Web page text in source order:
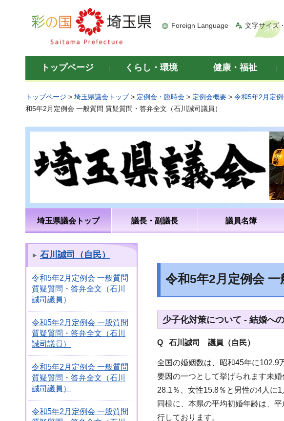
彩の国 埼玉県
Foreign Language 文字サイズ
トップページ くらし・環境 健康・福祉
トップページ > 埼玉県議会トップ> 定例会・臨時会 > 定例会概要 > 令和5年2月定
和5年2月定例会 一般質問 質疑質問・答弁全文（石川誠司議員）
埼玉県議会トップ 議長・副議長 議員名簿
石川誠司（自民）
令和5年2月定例会 一般質問
質疑質問・答弁全文（石川
誠司議員）
令和5年2月定例会 一般質問
質疑質問・答弁全文（石川
誠司議員）
令和5年2月定例会 一般質問
質疑質問・答弁全文（石川
誠司議員）
令和5年2月定例会 一般質問
令和5年2月定例会 一
少子化対策について - 結婚へ
Q 石川誠司 議員（自民）
全国の婚姻数は、昭和45年に102.9
要因の一つとして挙げられます未
28.1％、女性15.8％と男性の4人に
同様に、本県の平均初婚年齢は、
行しております。